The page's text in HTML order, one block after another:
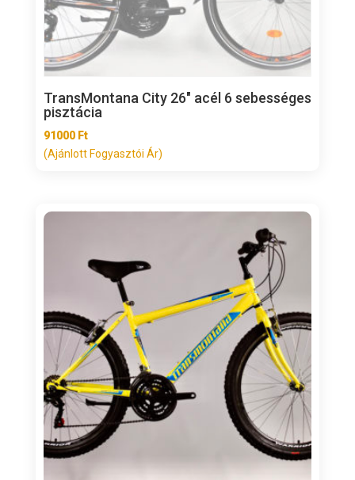
TransMontana City 26″ acél 6 sebességes
pisztácia
91000 Ft
(Ajánlott Fogyasztói Ár)